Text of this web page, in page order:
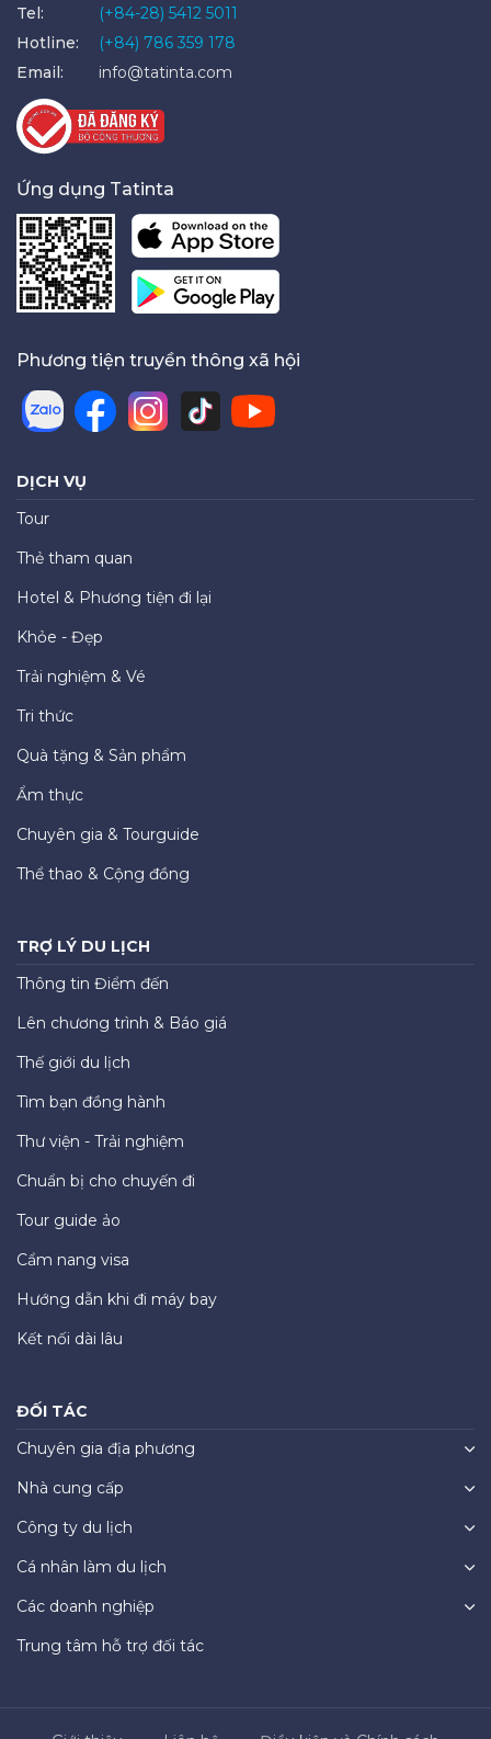
Tel:
(+84-28) 5412 5011
Hotline:
(+84) 786 359 178
Email:
info@tatinta.com
Ứng dụng Tatinta
Phương tiện truyền thông xã hội
DỊCH VỤ
Tour
Thẻ tham quan
Hotel & Phương tiện đi lại
Khỏe - Đẹp
Trải nghiệm & Vé
Tri thức
Quà tặng & Sản phẩm
Ẩm thực
Chuyên gia & Tourguide
Thể thao & Cộng đồng
TRỢ LÝ DU LỊCH
Thông tin Điểm đến
Lên chương trình & Báo giá
Thế giới du lịch
Tìm bạn đồng hành
Thư viện - Trải nghiệm
Chuẩn bị cho chuyến đi
Tour guide ảo
Cẩm nang visa
Hướng dẫn khi đi máy bay
Kết nối dài lâu
ĐỐI TÁC
Chuyên gia địa phương
Nhà cung cấp
Công ty du lịch
Cá nhân làm du lịch
Các doanh nghiệp
Trung tâm hỗ trợ đối tác